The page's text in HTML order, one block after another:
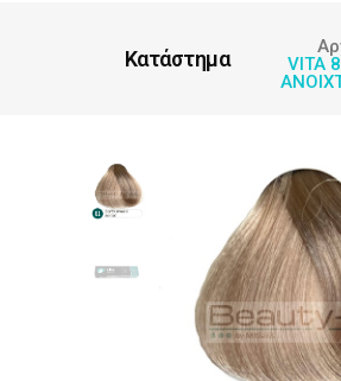
Κατάστημα
VITA